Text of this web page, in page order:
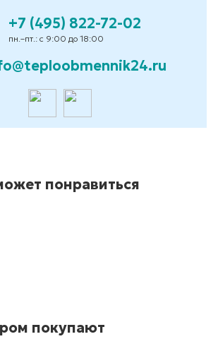
+7 (495) 822-72-02
пн.–пт.: с 9:00 до 18:00
понравиться
покупают